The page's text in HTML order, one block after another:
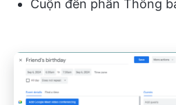
Cuộn đến phần Thông